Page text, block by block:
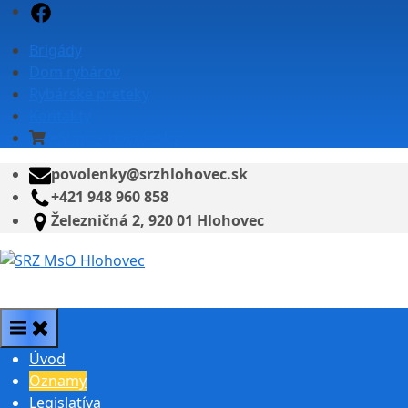
Skip
content
Facebook
Brigády
Dom rybárov
povolenky@srzhlohovec.sk
+421 948 960 858
Železničná 2, 920 01 Hlohovec
Úvod
Oznamy
Legislatíva